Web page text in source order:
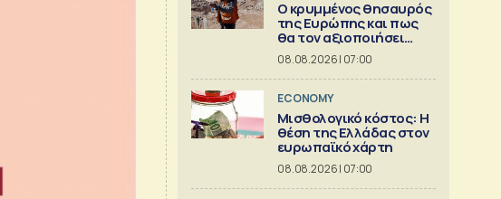
Ο κρυμμένος θησαυρός
της Ευρώπης και πως
θα τον αξιοποιήσει
[γράφημα]
08.08.2026 | 07:00
ECONOMY
Μισθολογικό κόστος: Η
θέση της Ελλάδας στον
ευρωπαϊκό χάρτη
08.08.2026 | 07:00